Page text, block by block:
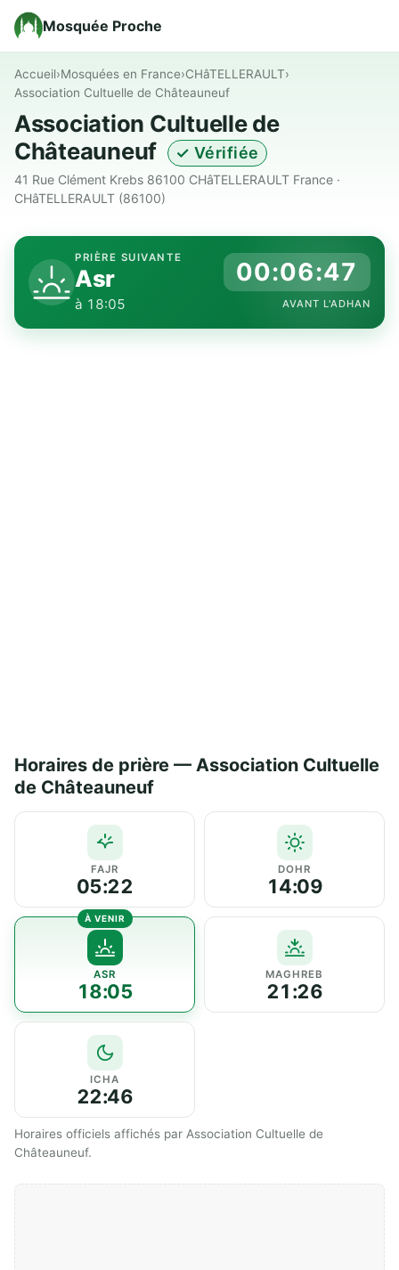
Mosquée Proche
Accueil›Mosquées en France›CHâTELLERAULT›
Association Cultuelle de Châteauneuf
Association Cultuelle de
Châteauneuf
✓ Vérifiée
41 Rue Clément Krebs 86100 CHâTELLERAULT France ·
CHâTELLERAULT (86100)
PRIÈRE SUIVANTE
Asr
à 18:05
00:06:46
AVANT L'ADHAN
Horaires de prière — Association Cultuelle
de Châteauneuf
FAJR
05:22
DOHR
14:09
ASR
18:05
MAGHREB
21:26
ICHA
22:46
Horaires officiels affichés par Association Cultuelle de
Châteauneuf.